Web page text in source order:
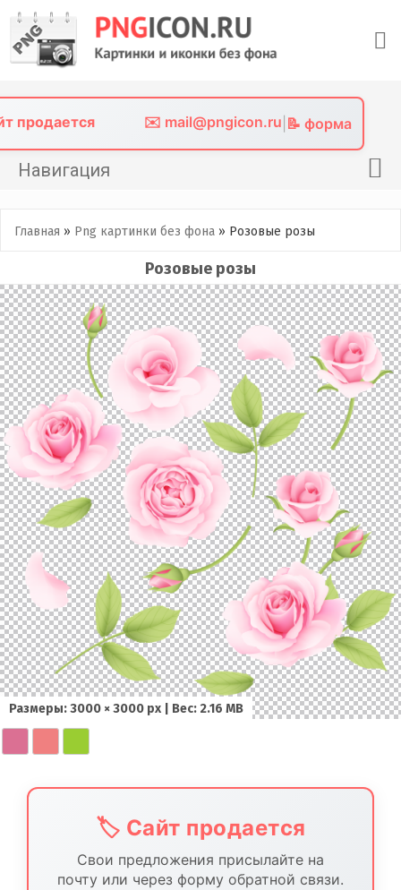
content
продается ✉️ mail@pngicon.ru 📝 форма
Навигация
Png иконки
Фото без фона
Контакты
Главная » Png картинки без фона » Розовые розы
Розовые розы
Размеры: 3000 × 3000 px | Вес: 2.16 MB
🏷️ Сайт продается
Свои предложения присылайте на
почту или через форму обратной связи.